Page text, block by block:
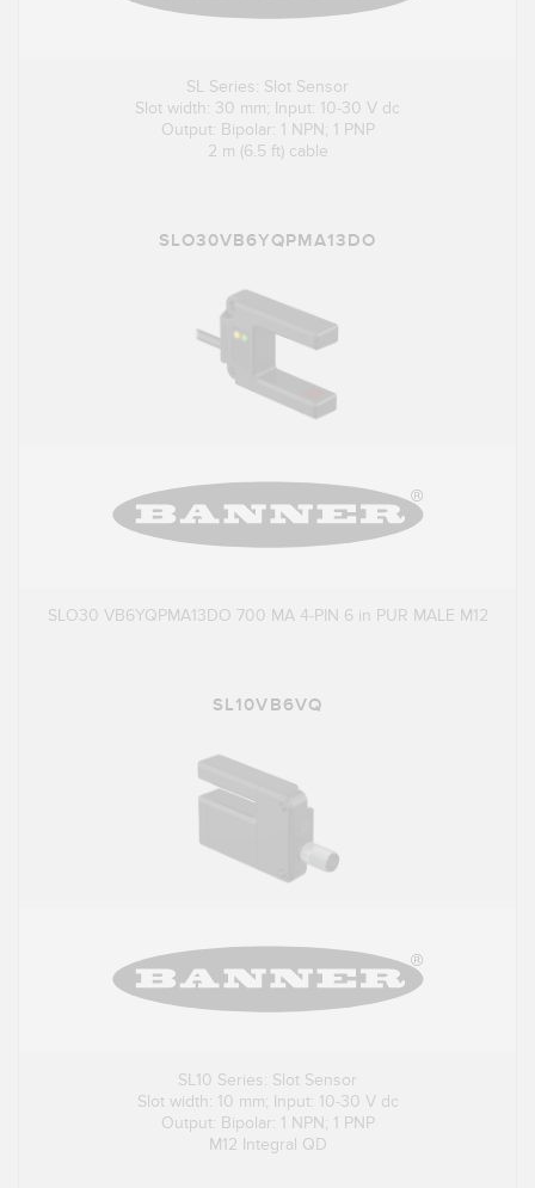
SL Series: Slot Sensor
Slot width: 30 mm; Input: 10-30 V dc
Output: Bipolar: 1 NPN; 1 PNP
2 m (6.5 ft) cable
SLO30VB6YQPMA13DO
SLO30 VB6YQPMA13DO 700 MA 4-PIN 6 in PUR MALE M12
SL10VB6VQ
SL10 Series: Slot Sensor
Slot width: 10 mm; Input: 10-30 V dc
Output: Bipolar: 1 NPN; 1 PNP
M12 Integral QD